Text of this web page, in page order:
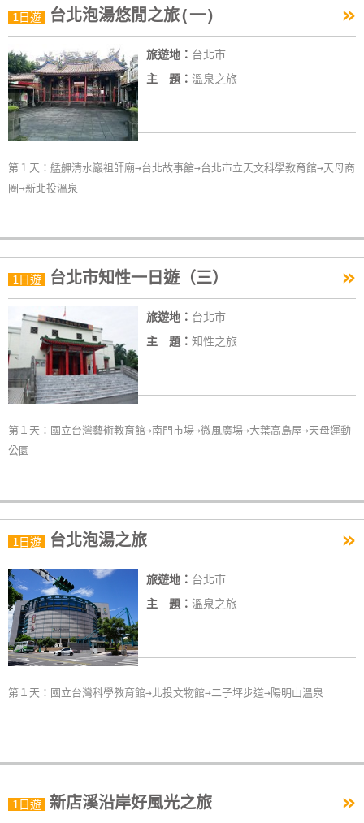
1日遊 台北泡湯悠閒之旅(一) »
旅遊地： 台北市
主 題： 溫泉之旅
第１天：艋舺清水巖祖師廟→台北故事館→台北市立天文科學教育館→天母商
圈→新北投溫泉
1日遊 台北市知性一日遊（三） »
旅遊地： 台北市
主 題： 知性之旅
第１天：國立台灣藝術教育館→南門市場→微風廣場→大葉高島屋→天母運動
公園
1日遊 台北泡湯之旅 »
旅遊地： 台北市
主 題： 溫泉之旅
第１天：國立台灣科學教育館→北投文物館→二子坪步道→陽明山溫泉
1日遊 新店溪沿岸好風光之旅 »